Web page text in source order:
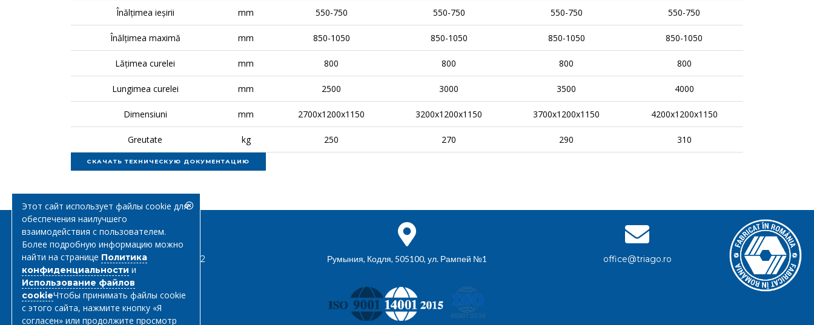
Înălțimea ieșirii mm 550-750 550-750 550-750 550-750
Înălțimea maximă mm 850-1050 850-1050 850-1050 850-1050
Lățimea curelei mm 800 800 800 800
Lungimea curelei mm 2500 3000 3500 4000
Dimensiuni mm 2700x1200x1150 3200x1200x1150 3700x1200x1150 4200x1200x1150
Greutate kg 250 270 290 310
0268 547 832 Румыния, Кодля, 505100, ул. Рампей №1 office@triago.ro
Этот сайт использует файлы cookie для
обеспечения наилучшего
взаимодействия с пользователем.
Более подробную информацию можно
найти на странице Политика
конфиденциальности и
Использование файлов
cookieЧтобы принимать файлы cookie
с этого сайта, нажмите кнопку «Я
согласен» или продолжите просмотр